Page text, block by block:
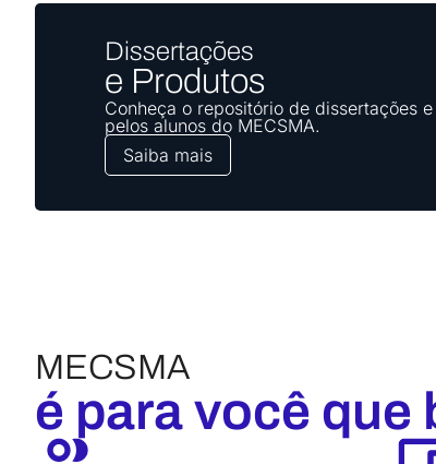
Dissertações
e Produtos
Conheça o repositório de dissertações
pelos alunos do MECSMA.
Saiba mais
MECSMA
é para você que